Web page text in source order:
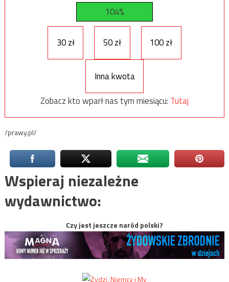
104%
30 zł 50 zł 100 zł
Inna kwota
Zobacz kto wparł nas tym miesiącu: Tutaj
/prawy.pl/
Wspieraj niezależne
wydawnictwo:
Czy jest jeszcze naród polski?